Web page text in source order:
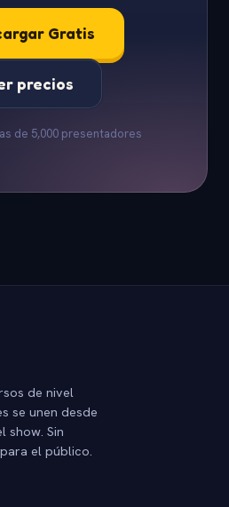
Gratis
precios
de 5,000 presentadores
de nivel
se unen desde
show. Sin
el público.